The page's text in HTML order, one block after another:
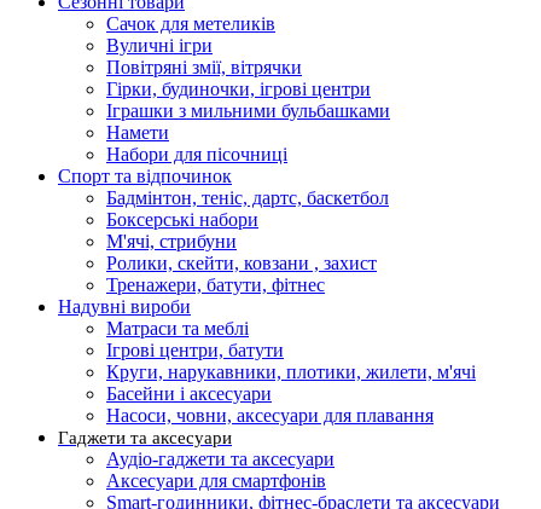
Сачок для метеликів
Вуличні ігри
Повітряні змії, вітрячки
Гірки, будиночки, ігрові центри
Іграшки з мильними бульбашками
Намети
Набори для пісочниці
Спорт та відпочинок
Бадмінтон, теніс, дартс, баскетбол
Боксерські набори
М'ячі, стрибуни
Ролики, скейти, ковзани , захист
Тренажери, батути, фітнес
Надувні вироби
Матраси та меблі
Ігрові центри, батути
Круги, нарукавники, плотики, жилети, м'ячі
Басейни і аксесуари
Насоси, човни, аксесуари для плавання
Гаджети та аксесуари
Аудіо-гаджети та аксесуари
Аксесуари для смартфонів
Smart-годинники, фітнес-браслети та аксесуари